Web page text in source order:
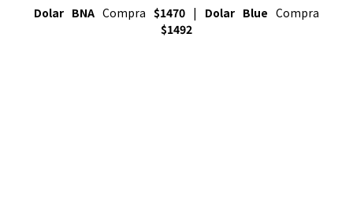
Dolar BNA Compra $1470 | Dolar Blue Compra
$1492